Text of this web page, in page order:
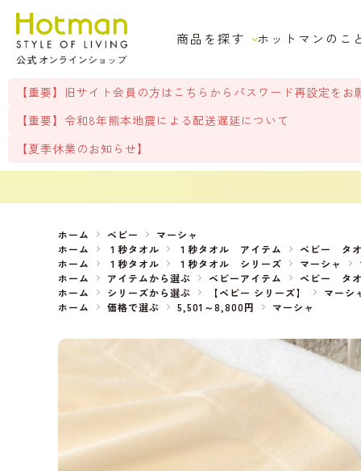
商品を探す ホットマンのこ
【重要】旧サイト会員の方はこちらからパスワード再設定をお
【重要】令和8年熊本地震による配送遅延について
【夏季休業のお知らせ】
ホーム ベビー
マーシャ
ホーム
１秒タオル １秒タオル アイテム ベビー タ
ホーム
１秒タオル １秒タオル シリーズ マーシャ
ホーム
アイテムから選ぶ ベビーアイテム ベビー タ
ホーム
シリーズから選ぶ 【ベビー シリーズ】 マーシ
ホーム
価格で選ぶ 5,501～8,800円 マーシャ